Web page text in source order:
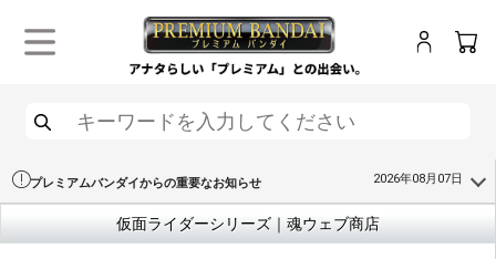
プレミアムバンダイからの重要なお知らせ 2026年08月07日
仮面ライダーシリーズ｜魂ウェブ商店